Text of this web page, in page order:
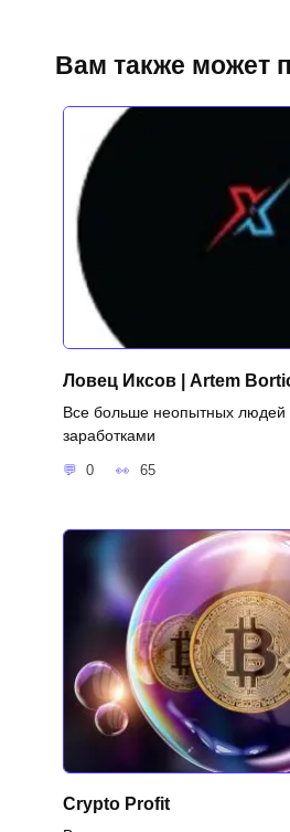
Вам также может
Ловец Иксов | Artem
Все больше неопытных людей
заработками
0 65
Crypto Profit